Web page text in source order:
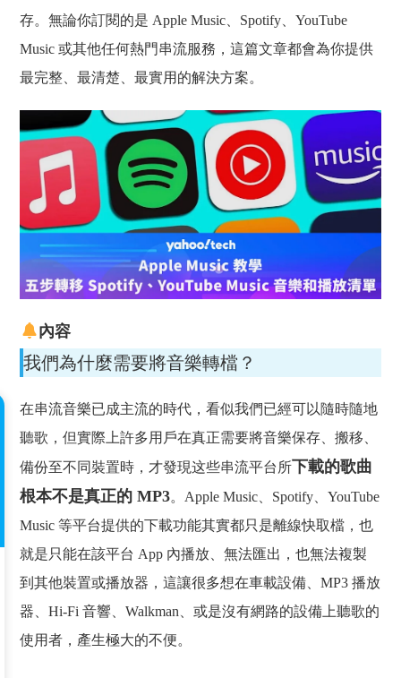
存。無論你訂閱的是 Apple Music、Spotify、YouTube
Music 或其他任何熱門串流服務，這篇文章都會為你提供
最完整、最清楚、最實用的解決方案。
內容
我們為什麼需要將音樂轉檔？
在串流音樂已成主流的時代，看似我們已經可以隨時隨地
聽歌，但實際上許多用戶在真正需要將音樂保存、搬移、
備份至不同裝置時，才發現这些串流平台所下載的歌曲
根本不是真正的 MP3。Apple Music、Spotify、YouTube
Music 等平台提供的下載功能其實都只是離線快取檔，也
就是只能在該平台 App 內播放、無法匯出，也無法複製
到其他裝置或播放器，這讓很多想在車載設備、MP3 播放
器、Hi-Fi 音響、Walkman、或是沒有網路的設備上聽歌的
使用者，產生極大的不便。